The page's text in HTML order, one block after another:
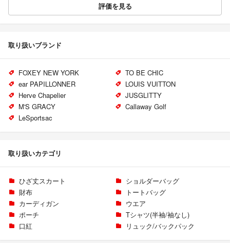
評価を見る
取り扱いブランド
FOXEY NEW YORK
TO BE CHIC
ear PAPILLONNER
LOUIS VUITTON
Herve Chapelier
JUSGLITTY
M'S GRACY
Callaway Golf
LeSportsac
取り扱いカテゴリ
ひざ丈スカート
ショルダーバッグ
財布
トートバッグ
カーディガン
ウエア
ポーチ
Tシャツ(半袖/袖なし)
口紅
リュック/バックパック